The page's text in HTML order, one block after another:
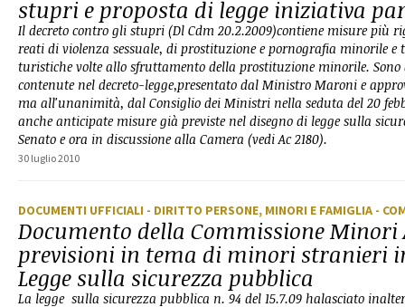
stupri e proposta di legge iniziativa
Il decreto contro gli stupri (Dl Cdm 20.2.2009)contiene misure più
reati di violenza sessuale, di prostituzione e pornografia minorile
turistiche volte allo sfruttamento della prostituzione minorile. Sono
contenute nel decreto-legge,presentato dal Ministro Maroni e
ma all'unanimità, dal Consiglio dei Ministri nella seduta del 20
anche anticipate misure già previste nel disegno di legge sulla
Senato e ora in discussione alla Camera (vedi Ac 2180).
30 luglio 2010
DOCUMENTI UFFICIALI - DIRITTO PERSONE, MINORI E FAMIGLIA -
Documento della Commissione Minori
previsioni in tema di minori stranieri
Legge sulla sicurezza pubblica
La legge sulla sicurezza pubblica n. 94 del 15.7.09 halasciato